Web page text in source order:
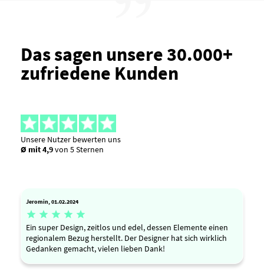
Das sagen unsere 30.000+
zufriedene Kunden
Unsere Nutzer bewerten uns
Ø mit 4,9von 5 Sternen
Jeromin, 01.02.2024
    
Ein super Design, zeitlos und edel, dessen Elemente einen
regionalem Bezug herstellt. Der Designer hat sich wirklich
Gedanken gemacht, vielen lieben Dank!